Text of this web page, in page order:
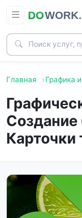
Главная Графика
Создание
Карточки